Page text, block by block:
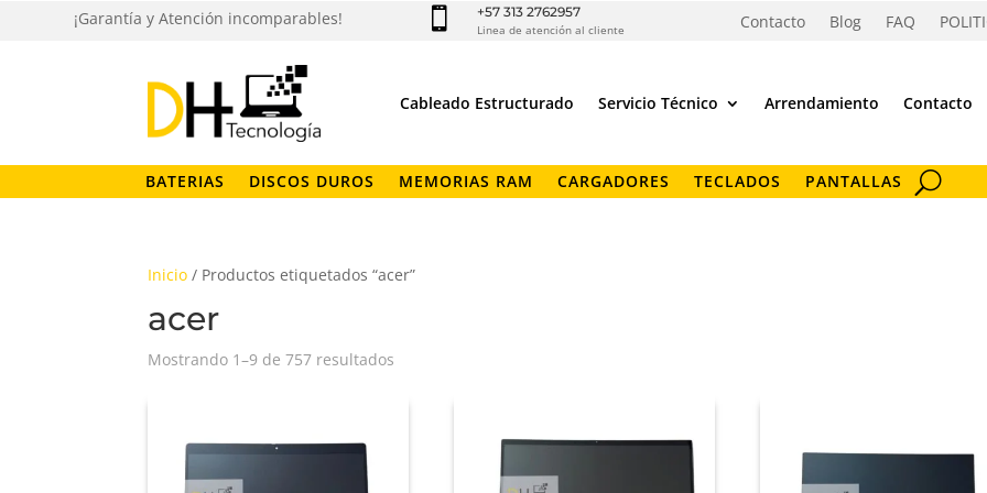
¡Garantía y Atención incomparables!  +57 313 2762957
Linea de atención al cliente Contacto Blog FAQ
Cableado Estructurado Servicio Técnico Arrendamiento Contacto
BATERIAS DISCOS DUROS MEMORIAS RAM CARGADORES TECLADOS PANTALLAS
Inicio / Productos etiquetados “acer”
acer
Mostrando 1–9 de 757 resultados